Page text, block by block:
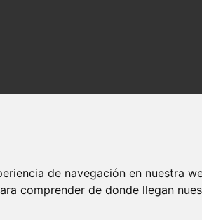
de navegación en nuestra
comprender de donde llegan